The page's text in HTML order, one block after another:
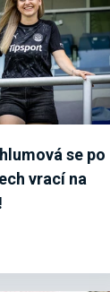
se po
vrací na